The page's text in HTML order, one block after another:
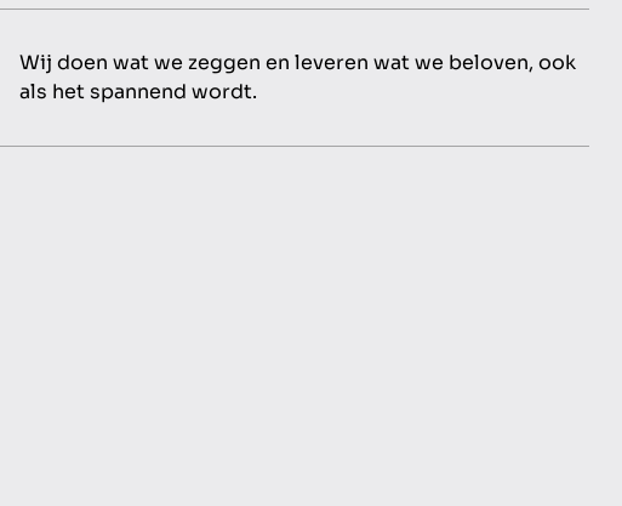
Wij doen wat we zeggen en leveren wat we beloven, ook
als het spannend wordt.